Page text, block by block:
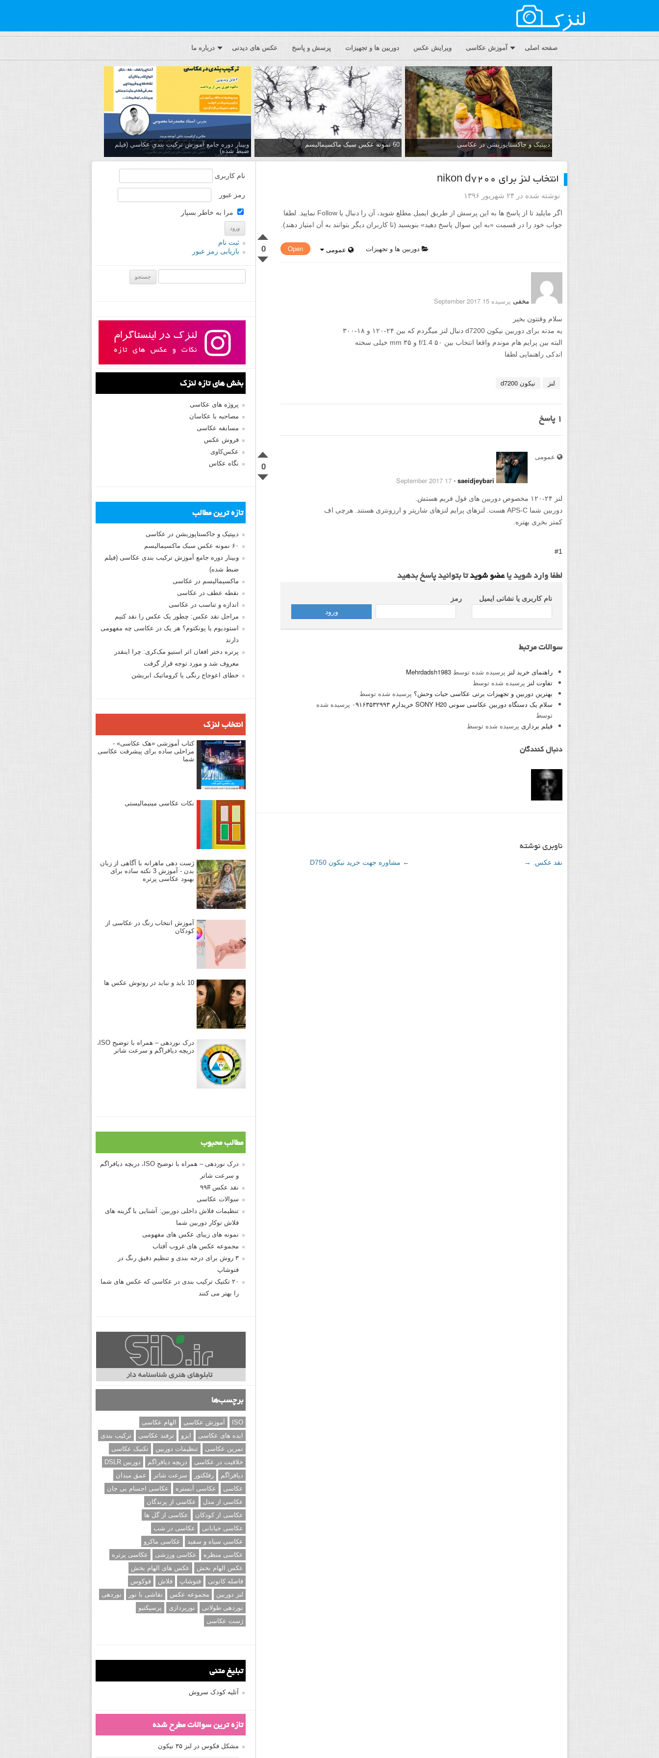
صفحه اصلی آموزش عکاسی ویرایش عکس دوربین ها و تجهیزات پرسش و پاسخ عکس های دیدنی درباره ما
دیپتیک و جاکستا‌پوزیشن در عکاسی 60 نمونه عکس سبک ماکسیمالیسم
وبینار دوره جامع آموزش تركيب بندي عكاسي (فیلم
ضبط شده)
انتخاب لنز برای nikon d7200
نوشته شده در ۲۴ شهریور ۱۳۹۶
اگر مایلید تا از پاسخ ها به این پرسش از طریق ایمیل مطلع شوید، آن را دنبال یا Follow نمایید. لطفا
جواب خود را در قسمت «به این سوال پاسخ دهید» بنویسید (تا کاربران دیگر بتوانند به آن امتیاز دهند).
0 Open عمومی دوربین ها و تجهیزات
مخفی پرسیده 15 September 2017
سلام وقتتون بخیر
یه مدته برای دوربین نیکون d7200 دنبال لنز میگردم که بین ۲۴-۱۲۰ و ۱۸-۳۰۰
البته بین پرایم هام موندم واقعا انتخاب بین ۵۰ f/1.4 و ۳۵ mm خیلی سخته
اندکی راهنمایی لطفا
لنز نیکون d7200
1 پاسخ
0
عمومی
saeidjeybari
⋅
17 September 2017
لنز ۲۴-۱۲۰ مخصوص دوربین های فول فریم هستش.
دوربین شما APS-C هست. لنزهای پرایم لنزهای شارپتر و ارزونتری هستند. هرچی اف
کمتر بخری بهتره.
#1
لطفا وارد شوید یاعضو شویدتا بتوانید پاسخ بدهید
نام کاربری یا نشانی ایمیل رمز
سوالات مرتبط
راهنماى خرید لنز پرسیده شده توسط Mehrdadsh1983
تفاوت لنز پرسیده شده توسط
بهترین دوربین و تجهیزات برتی عکاسی حیات وحش؟ پرسیده شده توسط
سلام یک دستگاه دوربین عکاسی سونی SONY H20 خریدارم ۰۹۱۶۳۵۳۲۹۹۳
پرسیده شده
توسط
فیلم برداری پرسیده شده توسط
دنبال کنندگان
ناوبری نوشته
← مشاوره جهت خرید نیکون D750 نقد عکس. →
نام کاربری
رمز عبور
مرا به خاطر بسپار
ثبت نام
بازیابی رمز عبور
بخش های تازه لنزک
پروژه های عکاسی
مصاحبه با عکاسان
مسابقه عکاسی
فروش عکس
عکس‌کاوی
نگاه عکاس
تازه ترین مطالب
دیپتیک و جاکستا‌پوزیشن در عکاسی
۶۰ نمونه عکس سبک ماکسیمالیسم
وبینار دوره جامع آموزش ترکیب بندی عکاسی (فیلم
ضبط شده)
ماکسیمالیسم در عکاسی
نقطه عطف در عکاسی
اندازه و تناسب در عکاسی
مراحل نقد عکس: چطور یک عکس را نقد کنیم
استودیوم یا پونکتوم؟ هر یک در عکاسی چه مفهومی
دارند
پرتره دختر افغان اثر استیو مک‌کری: چرا اینقدر
معروف شد و مورد توجه قرار گرفت
خطای اعوجاج رنگی یا کروماتیک ابریشن
انتخاب لنزک
کتاب آموزشی «هک عکاسی» -
مراحلی ساده برای پیشرفت عکاسی
شما
نکات عکاسی مینیمالیستی
ژست دهی ماهرانه با آگاهی از زبان
بدن - آموزش 3 نکته ساده برای
بهبود عکاسی پرتره
آموزش انتخاب رنگ در عکاسی از
کودکان
10 باید و نباید در روتوش عکس ها
درک نوردهی – همراه با توضیح ISO،
دریچه دیافراگم و سرعت شاتر
مطالب محبوب
درک نوردهی – همراه با توضیح ISO، دریچه دیافراگم
و سرعت شاتر
نقد عکس #۹۹
سوالات عکاسی
تنظیمات فلاش داخلی دوربین: آشنایی با گزینه های
فلاش توکار دوربین شما
نمونه های زیبای عکس های مفهومی
مجموعه عکس های غروب آفتاب
۳ روش برای درجه بندی و تنظیم دقیق رنگ در
فتوشاپ
۲۰ تکنیک ترکیب بندی در عکاسی که عکس های شما
را بهتر می کنند
برچسب‌ها
ISO آموزش عکاسی
الهام عکاسی
ایده های عکاسی
ایزو ترفند عکاسی
ترکیب بندی
تمرین عکاسی
تنظیمات دوربین
تکنیک عکاسی
خلاقیت در عکاسی
دریچه دیافراگم
دوربین DSLR
دیافراگم
رفلکتور سرعت شاتر
عمق میدان
عکاسی
عکاسی آبستره
عکاسی اجسام بی جان
عکاسی از مدل
عکاسی از پرندگان
عکاسی از کودکان
عکاسی از گل ها
عکاسی خیابانی
عکاسی در شب
عکاسی سیاه و سفید
عکاسی ماکرو
عکاسی منظره
عکاسی ورزشی
عکاسی پرتره
عکس الهام بخش
عکس های الهام بخش
فاصله کانونی
فتوشاپ فلاش
فوکوس
لنز دوربین
مجموعه عکس نقاشی با نور
نوردهی
نوردهی طولانی
نورپردازی
پرسپکتیو
ژست عکاسی
تبلیغ متنی
آتلیه کودک سروش
تازه ترین سوالات مطرح شده
مشکل فکوس در لنز ۳۵ نیکون